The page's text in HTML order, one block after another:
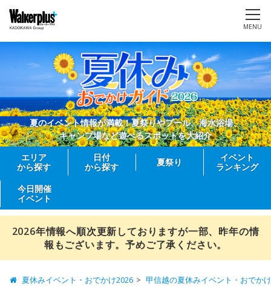
MENU
夏のイベント情報が満載！夏祭りやプール、海水浴場、
キャンプ場など遊べるスポットを大紹介
エリア
から探す
日付
から探す
夏祭り
イベント
ランキング
今日開催
イベント
2026年情報へ順次更新しておりますが一部、昨年の情
報もございます。予めご了承ください。
夏休みイベント・おでかけ2026 甲信越の夏休みイベント・おでか